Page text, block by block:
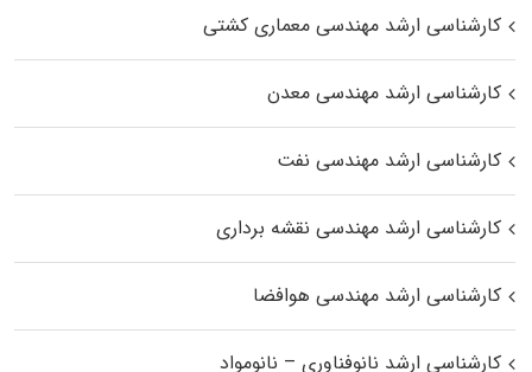
کارشناسی ارشد مهندسی معماری کشتی
کارشناسی ارشد مهندسی معدن
کارشناسی ارشد مهندسی نفت
کارشناسی ارشد مهندسی نقشه برداری
کارشناسی ارشد مهندسی هوافضا
کارشناسی ارشد نانوفناوری – نانومواد